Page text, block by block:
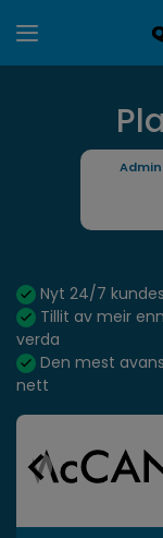
Nyt 24/7
Tillit av meir enn
verda
Den mest
nett